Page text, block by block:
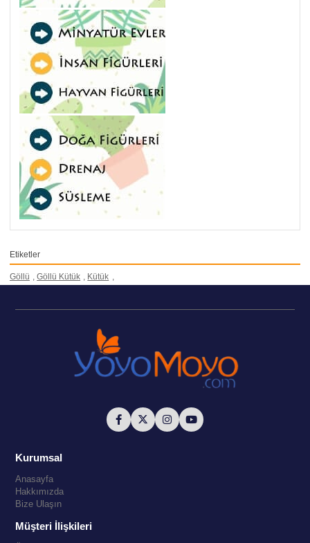
Etiketler
Göllü , Göllü Kütük , Kütük ,
Kurumsal
Anasayfa
Hakkımızda
Bize Ulaşın
Müşteri İlişkileri